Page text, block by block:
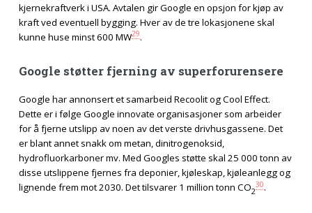
kjernekraftverk i USA. Avtalen gir Google en opsjon for kjøp av
kraft ved eventuell bygging. Hver av de tre lokasjonene skal
kunne huse minst 600 MW29.
Google støtter fjerning av superforurensere
Google har annonsert et samarbeid Recoolit og Cool Effect.
Dette er i følge Google innovate organisasjoner som arbeider
for å fjerne utslipp av noen av det verste drivhusgassene. Det
er blant annet snakk om metan, dinitrogenoksid,
hydrofluorkarboner mv. Med Googles støtte skal 25 000 tonn av
disse utslippene fjernes fra deponier, kjøleskap, kjøleanlegg og
lignende frem mot 2030. Det tilsvarer 1 million tonn CO2
30.